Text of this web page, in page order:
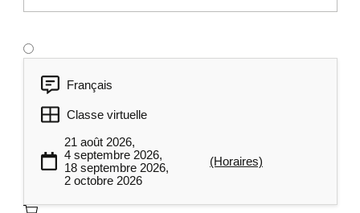
Français
Classe virtuelle
21 août 2026,
4 septembre 2026,
18 septembre 2026,
2 octobre 2026
(Horaires)